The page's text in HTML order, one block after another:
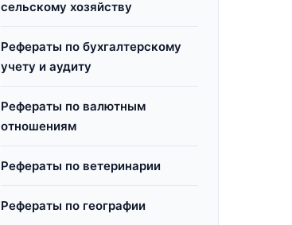
сельскому хозяйству
Рефераты по бухгалтерскому
учету и аудиту
Рефераты по валютным
отношениям
Рефераты по ветеринарии
Рефераты по географии